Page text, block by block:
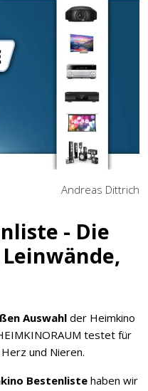
Andreas Dittrich
- Die
Auswahl der Heimkino
testet für
und Nieren.
Bestenliste haben wir